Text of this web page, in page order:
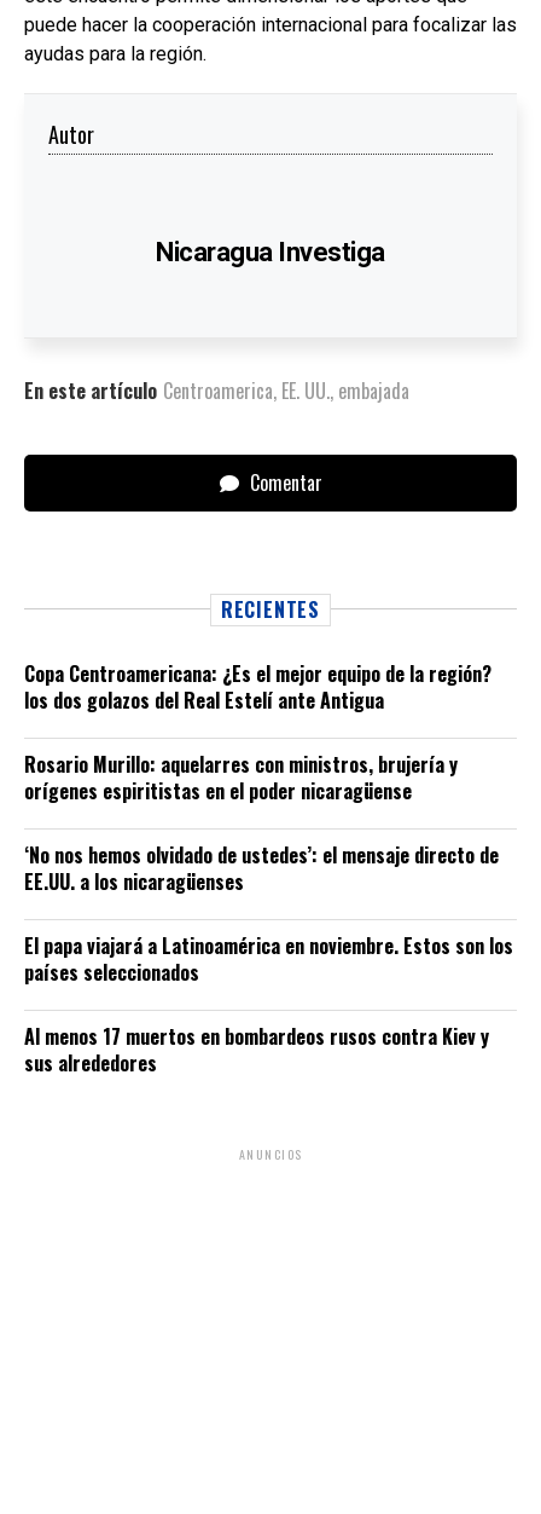
puede hacer la cooperación internacional para focalizar las
ayudas para la región.
Autor
Nicaragua Investiga
En este artículo Centroamerica, EE. UU., embajada
Comentar
RECIENTES
Copa Centroamericana: ¿Es el mejor equipo de la región?
los dos golazos del Real Estelí ante Antigua
Rosario Murillo: aquelarres con ministros, brujería y
orígenes espiritistas en el poder nicaragüense
‘No nos hemos olvidado de ustedes’: el mensaje directo de
EE.UU. a los nicaragüenses
El papa viajará a Latinoamérica en noviembre. Estos son los
países seleccionados
Al menos 17 muertos en bombardeos rusos contra Kiev y
sus alrededores
ANUNCIOS